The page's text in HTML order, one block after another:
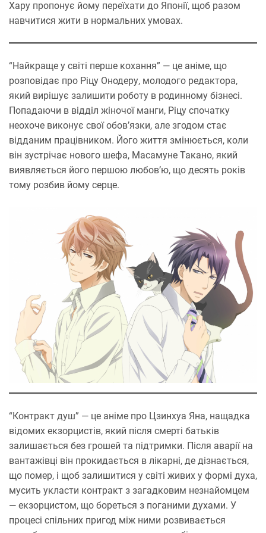
Хару пропонує йому переїхати до Японії, щоб разом
навчитися жити в нормальних умовах.
“Найкраще у світі перше кохання” — це аніме, що
розповідає про Ріцу Онодеру, молодого редактора,
який вирішує залишити роботу в родинному бізнесі.
Попадаючи в відділ жіночої манги, Ріцу спочатку
неохоче виконує свої обов’язки, але згодом стає
відданим працівником. Його життя змінюється, коли
він зустрічає нового шефа, Масамуне Такано, який
виявляється його першою любов’ю, що десять років
тому розбив йому серце.
“Контракт душ” — це аніме про Цзинхуа Яна, нащадка
відомих екзорцистів, який після смерті батьків
залишається без грошей та підтримки. Після аварії на
вантажівці він прокидається в лікарні, де дізнається,
що помер, і щоб залишитися у світі живих у формі духа,
мусить укласти контракт з загадковим незнайомцем
— екзорцистом, що бореться з поганими духами. У
процесі спільних пригод між ними розвивається